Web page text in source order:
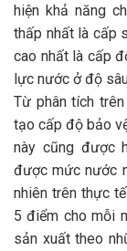
hiện khả năng
thấp nhất là cấp
cao nhất là cấp
lực nước ở độ
Từ phân tích
tạo cấp độ bảo
này cũng được
được mức nước
nhiên trên thực
5 điểm cho mỗi
sản xuất theo